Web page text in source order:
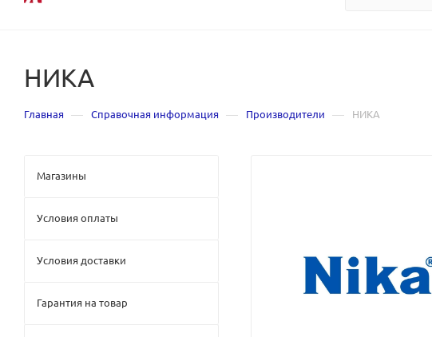
НИКА
Главная — Справочная информация — Производители — НИКА
Магазины
Условия оплаты
Условия доставки
Гарантия на товар